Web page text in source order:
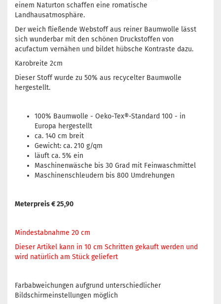
einem Naturton schaffen eine romatische
Landhausatmosphäre.
Der weich fließende Webstoff aus reiner Baumwolle lässt
sich wunderbar mit den schönen Druckstoffen von
acufactum vernähen und bildet hübsche Kontraste dazu.
Karobreite 2cm
Dieser Stoff wurde zu 50% aus recycelter Baumwolle
hergestellt.
100% Baumwolle - Oeko-Tex®-Standard 100 - in
Europa hergestellt
ca. 140 cm breit
Gewicht: ca. 210 g/qm
läuft ca. 5% ein
Maschinenwäsche bis 30 Grad mit Feinwaschmittel
Maschinenschleudern bis 800 Umdrehungen
Meterpreis € 25,90
Mindestabnahme 20 cm
Dieser Artikel kann in 10 cm Schritten gekauft werden und
wird natürlich am Stück geliefert
Farbabweichungen aufgrund unterschiedlicher
Bildschirmeinstellungen möglich